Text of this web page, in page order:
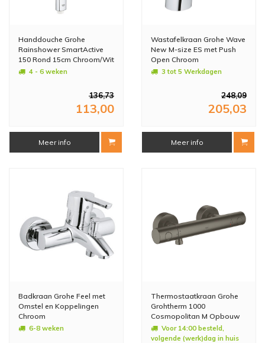
Handdouche Grohe
Rainshower SmartActive
150 Rond 15cm Chroom/Wit
4 - 6 weken
136,73
113,00
Meer info
Wastafelkraan Grohe Wave
New M-size ES met Push
Open Chroom
3 tot 5 Werkdagen
248,09
205,03
Meer info
Badkraan Grohe Feel met
Omstel en Koppelingen
Chroom
6-8 weken
Thermostaatkraan Grohe
Grohtherm 1000
Cosmopolitan M Opbouw
Douchekraan Hard Graphite
Geborsteld
Voor 14:00 besteld,
volgende (werk)dag in huis